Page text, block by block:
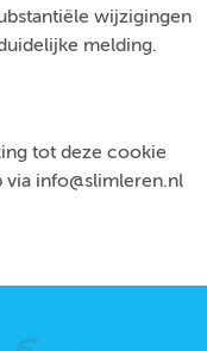
wijzigingen
melding.
tot deze cookie
info@slimleren.nl